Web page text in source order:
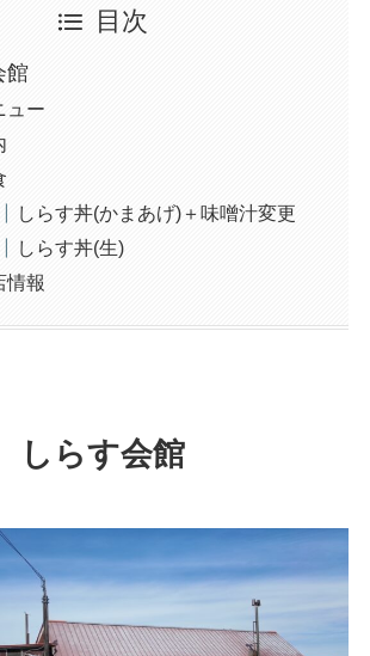
目次
館
ュー
しらす丼(かまあげ)＋味噌汁変更
しらす丼(生)
情報
しらす会館